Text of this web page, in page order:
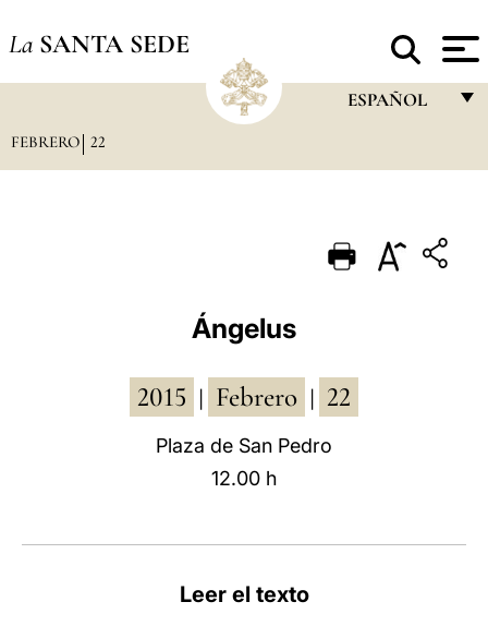
La SANTA SEDE
ESPAÑOL
PORTUGUÊS
POLSKI
FEBRERO 22
Ángelus
2015 Febrero 22
Plaza de San Pedro
12.00 h
Leer el texto